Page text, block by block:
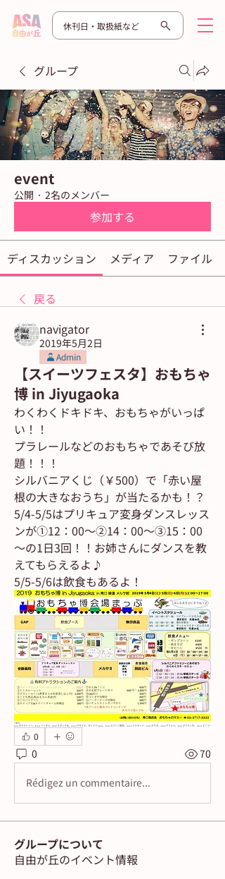
休刊日・取扱紙など
グループ
event
公開 · 2名のメンバー
参加する
ディスカッション メディア ファイル
戻る
navigator
2019年5月2日
Admin
【スイーツフェスタ】おもちゃ
博 in Jiyugaoka
わくわくドキドキ、おもちゃがいっぱ
い！！
プラレールなどのおもちゃであそび放
題！！！
シルバニアくじ（￥500）で「赤い屋
根の大きなおうち」が当たるかも！？
5/4-5/5はプリキュア変身ダンスレッス
ンが①12：00～②14：00～③15：00
～の1日3回！！お姉さんにダンスを教
えてもらえるよ♪
5/5-5/6は飲食もあるよ！
0
0 70
Rédigez un commentaire...
グループについて
自由が丘のイベント情報